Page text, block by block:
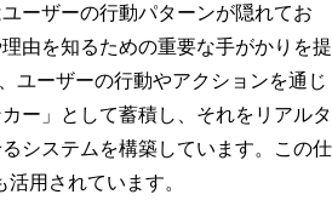
ーザーの行動パターンが隠れてお
由を知るための重要な手がかりを提
ユーザーの行動やアクションを通じ
ー」として蓄積し、それをリアルタ
システムを構築しています。この仕
用されています。